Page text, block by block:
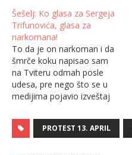
Šešelj: Ko glasa za Sergeja
Trifunovića, glasa za
narkomana!
To da je on narkoman i da
šmrče koku napisao sam
na Tviteru odmah posle
udesa, pre nego što se u
medijima pojavio izveštaj
akademije. Trifunović je
tipična osoba koja koristi
PROTEST 13. APRIL